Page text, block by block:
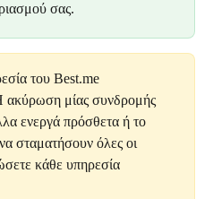
σας.
του Best.me
ακύρωση μίας συνδρομής
ενεργά πρόσθετα ή το
σταματήσουν όλες οι
κάθε υπηρεσία